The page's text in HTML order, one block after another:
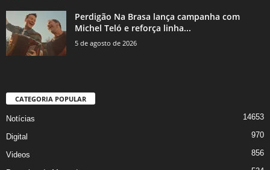
Perdigão Na Brasa lança campanha com
Michel Teló e reforça linha...
5 de agosto de 2026
CATEGORIA POPULAR
Notícias 14653
Digital 970
Videos 856